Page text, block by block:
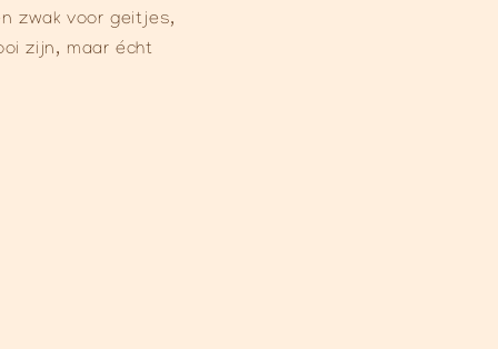
zwak voor geitjes,
zijn, maar écht